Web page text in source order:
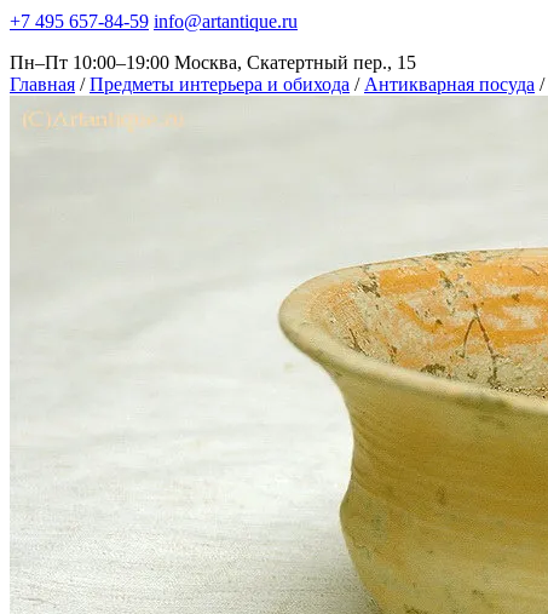
+7 495 657-84-59 info@artantique.ru
Пн–Пт 10:00–19:00 Москва, Скатертный пер., 15
Главная / Предметы интерьера и обихода / Антикварная посуда /